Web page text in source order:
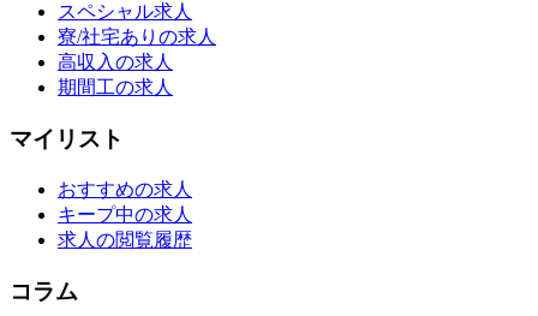
スペシャル求人
寮/社宅ありの求人
高収入の求人
期間工の求人
マイリスト
おすすめの求人
キープ中の求人
求人の閲覧履歴
コラム